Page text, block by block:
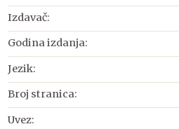
Izdavač:
Godina izdanja:
Jezik:
Broj stranica:
Uvez: